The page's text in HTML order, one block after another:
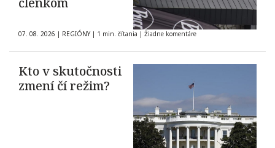
07. 08. 2026 | REGIÓNY | 1 min. čítania | Žiadne komentáre
Kto v skutočnosti
zmení čí režim?